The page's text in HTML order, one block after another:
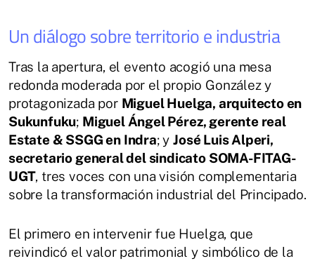
Un diálogo sobre territorio e industria
Tras la apertura, el evento acogió una mesa
redonda moderada por el propio González y
protagonizada por Miguel Huelga, arquitecto en
Sukunfuku; Miguel Ángel Pérez, gerente real
Estate & SSGG en Indra; yJosé Luis Alperi,
secretario general del sindicato SOMA-FITAG-
UGT, tres voces con una visión complementaria
sobre la transformación industrial del Principado.
El primero en intervenir fue Huelga, que
reivindicó el valor patrimonial y simbólico de la